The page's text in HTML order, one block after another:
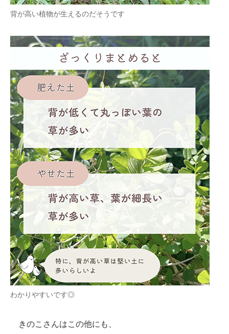
背が高い植物が生えるのだそうです
わかりやすいです◎
きのこさんはこの他にも、